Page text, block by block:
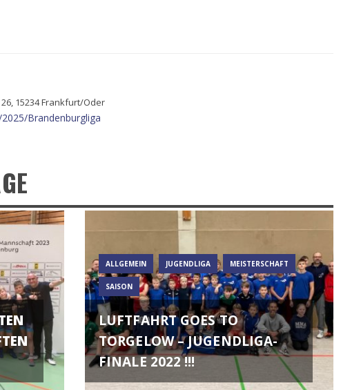
15234 Frankfurt/Oder
Brandenburgliga
ALLGEMEIN JUGENDLIGA MEISTERSCHAFT
SAISON
LUFTFAHRT GOES TO
TORGELOW – JUGENDLIGA-
FINALE 2022 !!!